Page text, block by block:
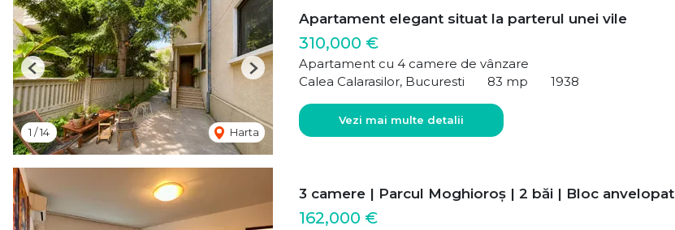
1 /14 Harta
Previous Next
Apartament elegant situat la parterul unei vile
310,000 €
Apartament cu 4 camere de vânzare
Calea Calarasilor, Bucuresti
83 mp 1938
Vezi mai multe detalii
3 camere | Parcul Moghioroș | 2 băi | Bloc anvelopat
162,000 €